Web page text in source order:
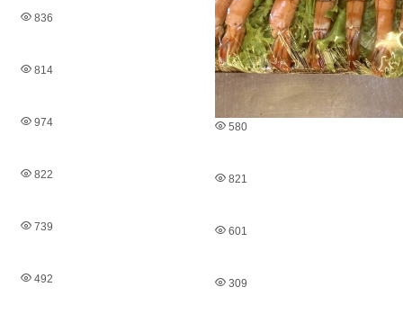
580
836
814
974
822 821
739 601
492 309